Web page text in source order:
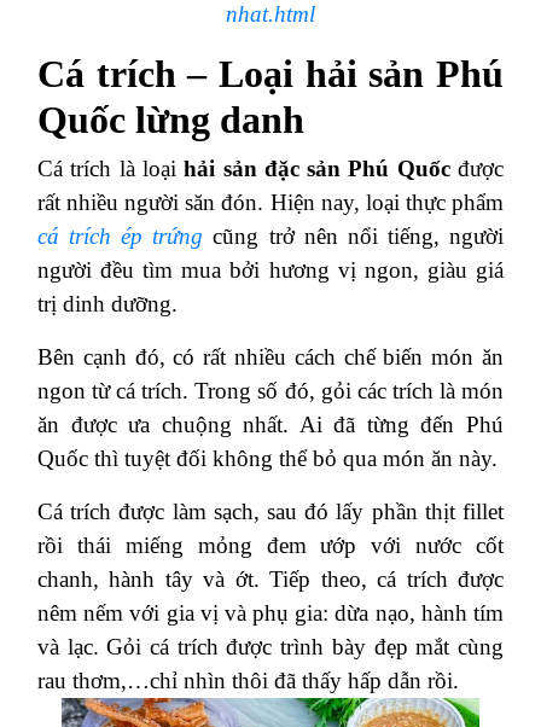
nhat.html
Cá trích – Loại hải sản Phú
Quốc lừng danh
Cá trích là loạihải sản đặc sản Phú Quốcđược
rất nhiều người săn đón. Hiện nay, loại thực phẩm
cá trích ép trứng cũng trở nên nổi tiếng, người
người đều tìm mua bởi hương vị ngon, giàu giá
trị dinh dưỡng.
Bên cạnh đó, có rất nhiều cách chế biến món ăn
ngon từ cá trích. Trong số đó, gỏi các trích là món
ăn được ưa chuộng nhất. Ai đã từng đến Phú
Quốc thì tuyệt đối không thể bỏ qua món ăn này.
Cá trích được làm sạch, sau đó lấy phần thịt fillet
rồi thái miếng mỏng đem ướp với nước cốt
chanh, hành tây và ớt. Tiếp theo, cá trích được
nêm nếm với gia vị và phụ gia: dừa nạo, hành tím
và lạc. Gỏi cá trích được trình bày đẹp mắt cùng
rau thơm,…chỉ nhìn thôi đã thấy hấp dẫn rồi.